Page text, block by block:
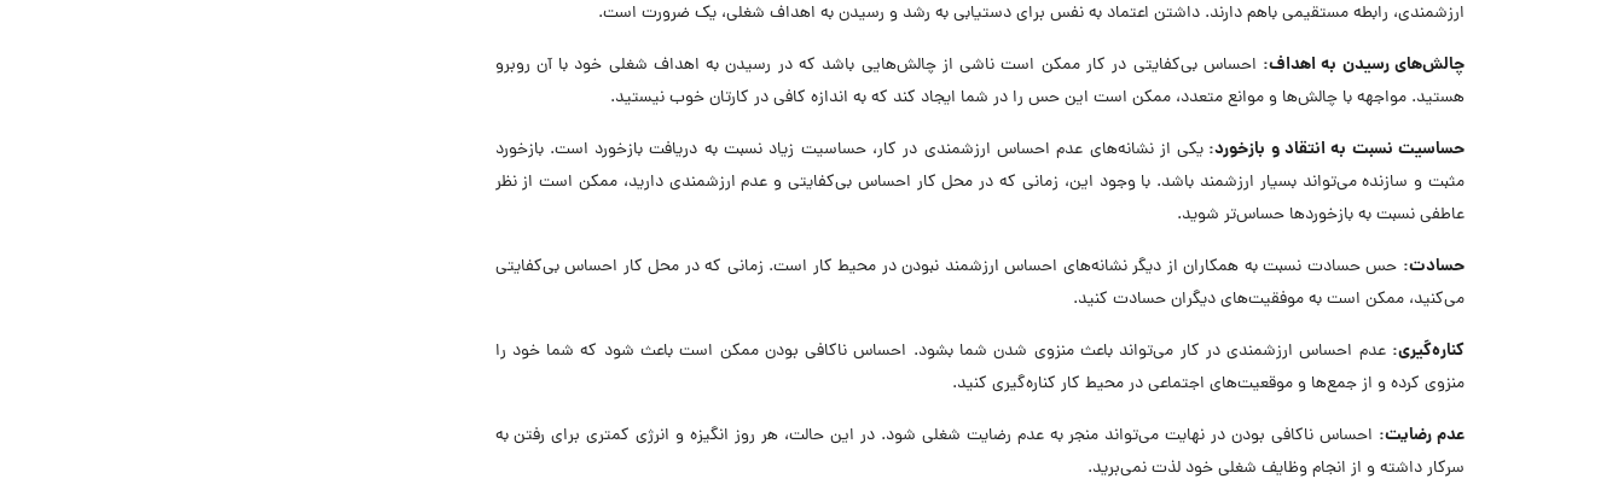
ارزشمندی، رابطه مستقیمی باهم دارند. داشتن اعتماد به نفس برای دستیابی به رشد و رسیدن به اهداف شغلی، یک ضرورت است.
چالش‌های رسیدن به اهداف: احساس بی‌کفایتی در کار ممکن است ناشی از چالش‌هایی باشد که در رسیدن به اهداف شغلی خود با آن روبرو
هستید. مواجهه با چالش‌ها و موانع متعدد، ممکن است این حس را در شما ایجاد کند که به اندازه کافی در کارتان خوب نیستید.
حساسیت نسبت به انتقاد و بازخورد: یکی از نشانه‌های عدم احساس ارزشمندی در کار، حساسیت زیاد نسبت به دریافت بازخورد است. بازخورد
مثبت و سازنده می‌تواند بسیار ارزشمند باشد. با وجود این، زمانی که در محل کار احساس بی‌کفایتی و عدم ارزشمندی دارید، ممکن است از نظر
عاطفی نسبت به بازخوردها حساس‌تر شوید.
حسادت: حس حسادت نسبت به همکاران از دیگر نشانه‌های احساس ارزشمند نبودن در محیط کار است. زمانی که در محل کار احساس بی‌کفایتی
می‌کنید، ممکن است به موفقیت‌های دیگران حسادت کنید.
کناره‌گیری: عدم احساس ارزشمندی در کار می‌تواند باعث منزوی شدن شما بشود. احساس ناکافی بودن ممکن است باعث شود که شما خود را
منزوی کرده و از جمع‌ها و موقعیت‌های اجتماعی در محیط کار کناره‌گیری کنید.
عدم رضایت: احساس ناکافی بودن در نهایت می‌تواند منجر به عدم رضایت شغلی شود. در این حالت، هر روز انگیزه و انرژی کمتری برای رفتن به
سرکار داشته و از انجام وظایف شغلی خود لذت نمی‌برید.